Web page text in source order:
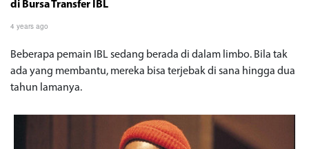
di Bursa Transfer IBL
4 years ago
Beberapa pemain IBL sedang berada di dalam limbo. Bila tak
ada yang membantu, mereka bisa terjebak di sana hingga dua
tahun lamanya.